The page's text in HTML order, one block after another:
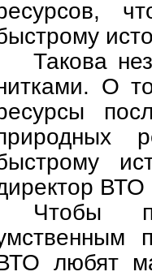
Такова
О
ВТО
Чтобы
любят